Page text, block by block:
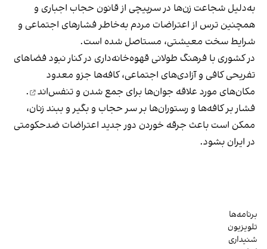
به‌دلیل شجاعت زن‌ها در سرپیچی از قانون حجاب اجباری و
همچنین ترس از اعتراضات مردم به‌خاطر فشارهای اجتماعی و
شرایط سخت معیشتی، مستاصل شده است.
در کشوری با فرهنگ طولانی قهوه‌‌خانه‌داری در کنار نبود فضاهای
تفریحی کافی و آزادی‌های اجتماعی، کافه‌ها جزو معدود
مکان‌های مورد علاقه جوان‌ها برای جمع شدن و تنفس‌اند
.
فشار بر کافه‌ها و رستوران‌ها بر سر حجاب و بگیر و ببند زنان،
ممکن است باعث جرقه خوردن دور جدید اعتراضات ضدحکومتی
در ایران بشود.
برنامه‌ها
تلویزیون
شنیداری